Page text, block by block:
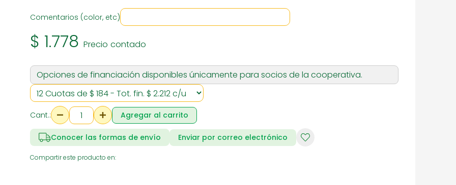
ELECTRODOMESTICOS FITNESS
MUEBLERIA
SUPERMERCADO ZAPATERIA DE DAMAS
Comentarios (color, etc)
$ 1.778 Precio contado
Opciones de financiación disponibles únicamente para socios de la cooperativa.
Cant.: Agregar al carrito
Conocer las formas de envío Enviar por correo electrónico
Compartir este producto en: